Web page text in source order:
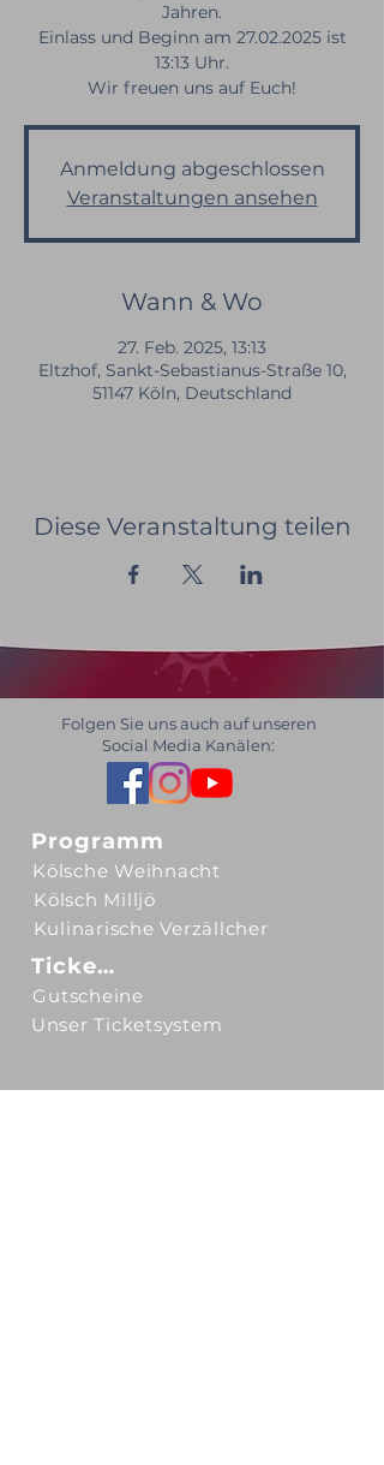
Jahren.
Einlass und Beginn am 27.02.2025 ist
13:13 Uhr.
Wir freuen uns auf Euch!
Anmeldung abgeschlossen
Veranstaltungen ansehen
Wann & Wo
27. Feb. 2025, 13:13
Eltzhof, Sankt-Sebastianus-Straße 10,
51147 Köln, Deutschland
Diese Veranstaltung teilen
Folgen Sie uns auch auf unseren
Social Media Kanälen:
Programm
Kölsche Weihnacht
Kölsch Milljö
Kulinarische Verzällcher
Tickets
Gutscheine
Unser Ticketsystem